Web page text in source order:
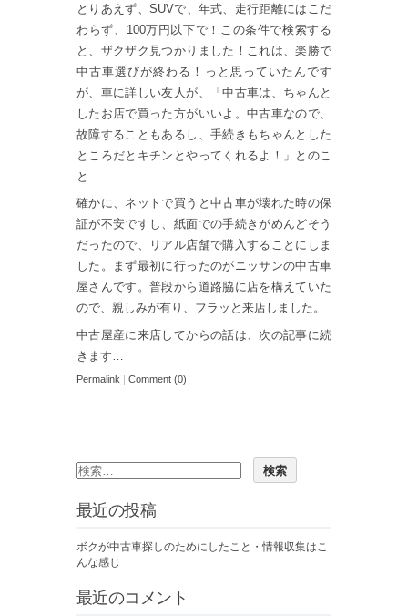
とりあえず、SUVで、年式、走行距離にはこだ
わらず、100万円以下で！この条件で検索する
と、ザクザク見つかりました！これは、楽勝で
中古車選びが終わる！っと思っていたんです
が、車に詳しい友人が、「中古車は、ちゃんと
したお店で買った方がいいよ。中古車なので、
故障することもあるし、手続きもちゃんとした
ところだとキチンとやってくれるよ！」とのこ
と…
確かに、ネットで買うと中古車が壊れた時の保
証が不安ですし、紙面での手続きがめんどそう
だったので、リアル店舗で購入することにしま
した。まず最初に行ったのがニッサンの中古車
屋さんです。普段から道路脇に店を構えていた
ので、親しみが有り、フラッと来店しました。
中古屋産に来店してからの話は、次の記事に続
きます…
Permalink | Comment (0)
最近の投稿
ボクが中古車探しのためにしたこと・情報収集はこ
んな感じ
最近のコメント